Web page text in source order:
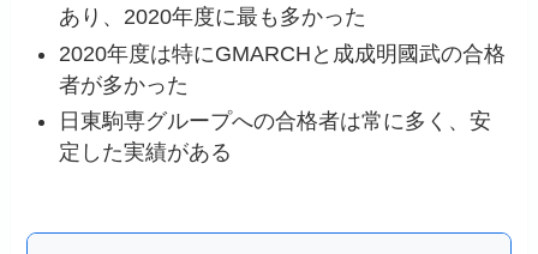
あり、2020年度に最も多かった
2020年度は特にGMARCHと成成明國武の合格
者が多かった
日東駒専グループへの合格者は常に多く、安
定した実績がある